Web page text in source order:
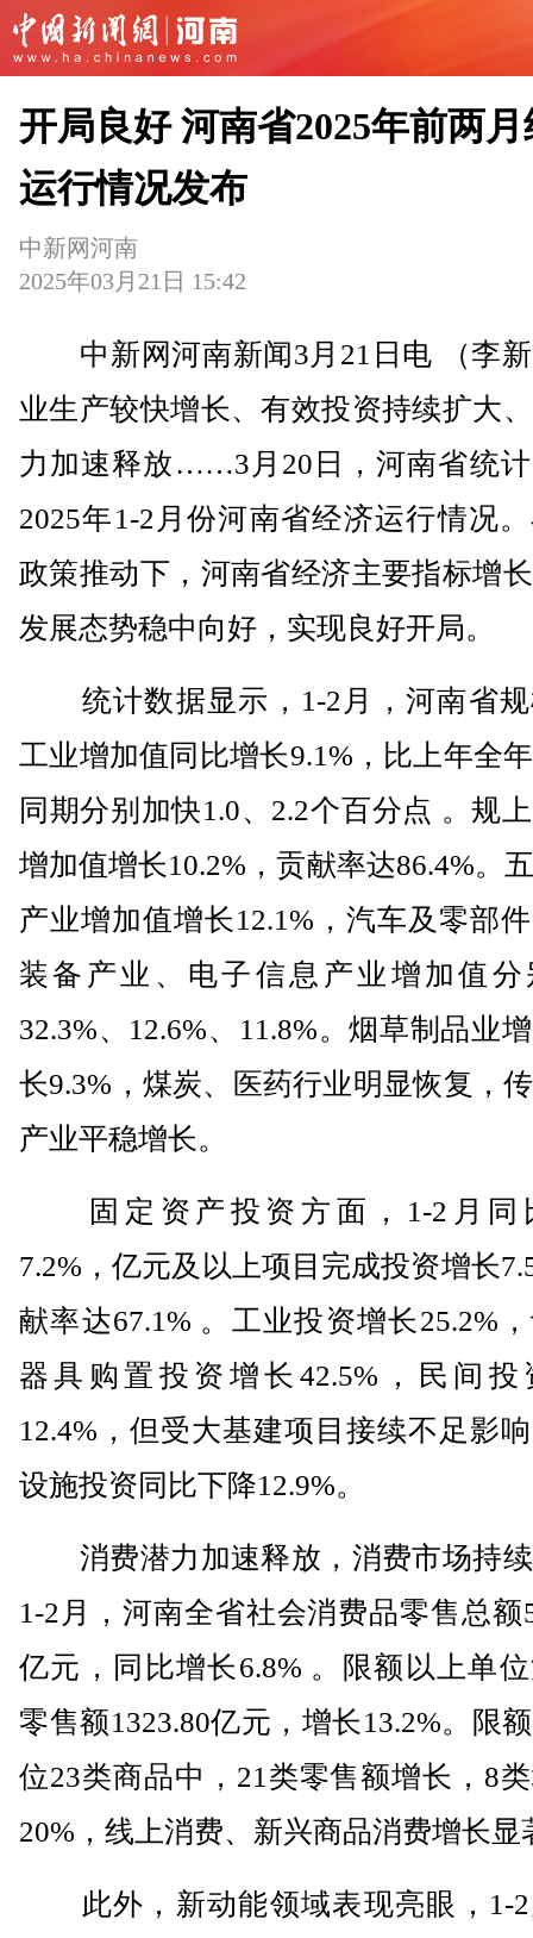
开局良好 河南省2025年前两
运行情况发布
中新网河南
2025年03月21日 15:42
中新网河南新闻3月21日电 （李新
业生产较快增长、有效投资持续扩大
力加速释放……3月20日，河南省统
2025年1-2月份河南省经济运行情况
政策推动下，河南省经济主要指标增
发展态势稳中向好，实现良好开局。
统计数据显示，1-2月，河南省规
工业增加值同比增长9.1%，比上年全
同期分别加快1.0、2.2个百分点 。规
增加值增长10.2%，贡献率达86.4%。
产业增加值增长12.1%，汽车及零部
装备产业、电子信息产业增加值分
32.3%、12.6%、11.8%。烟草制品业
长9.3%，煤炭、医药行业明显恢复，
产业平稳增长。
固定资产投资方面，1-2月同
7.2%，亿元及以上项目完成投资增长
献率达67.1% 。工业投资增长25.2%
器具购置投资增长42.5%，民间投
12.4%，但受大基建项目接续不足影
设施投资同比下降12.9%。
消费潜力加速释放，消费市场持
1-2月，河南全省社会消费品零售总额
亿元，同比增长6.8% 。限额以上单
零售额1323.80亿元，增长13.2%。限
位23类商品中，21类零售额增长，8
20%，线上消费、新兴商品消费增长显
此外，新动能领域表现亮眼，1-2